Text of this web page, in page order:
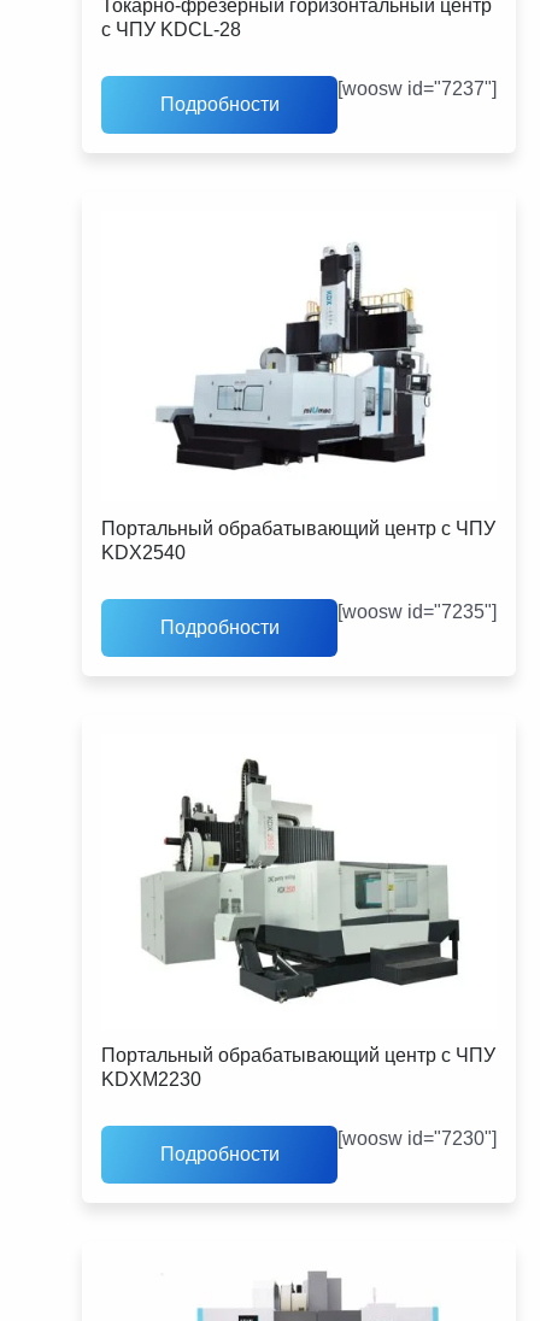
Токарно-фрезерный горизонтальный центр
с ЧПУ KDCL-28
Подробности
[woosw id="7237"]
Портальный обрабатывающий центр с ЧПУ
KDX2540
Подробности
[woosw id="7235"]
Портальный обрабатывающий центр с ЧПУ
KDXM2230
Подробности
[woosw id="7230"]